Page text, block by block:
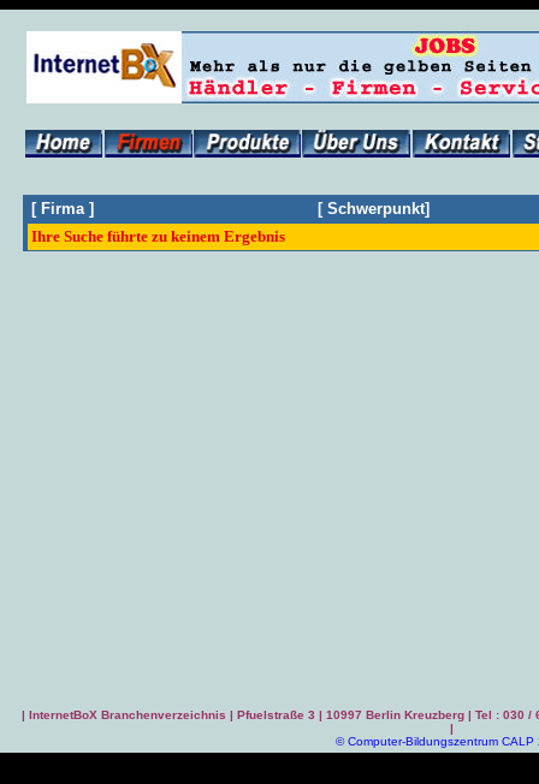
[ Firma ] [ Schwerpunkt]
Ihre Suche führte zu keinem Ergebnis
| InternetBoX Branchenverzeichnis | Pfuelstraße 3 | 10997 Berlin Kreuzberg | Tel : 030
|
©Computer-Bildungszentrum CALP